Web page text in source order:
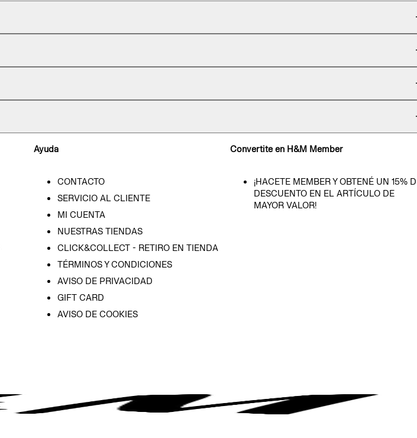
Ayuda
CONTACTO
SERVICIO AL CLIENTE
MI CUENTA
NUESTRAS TIENDAS
CLICK&COLLECT - RETIRO EN TIENDA
TÉRMINOS Y CONDICIONES
AVISO DE PRIVACIDAD
GIFT CARD
AVISO DE COOKIES
Convertite en H&M Member
¡HACETE MEMBER Y OBTENÉ UN 15%
DESCUENTO EN EL ARTÍCULO DE
MAYOR VALOR!